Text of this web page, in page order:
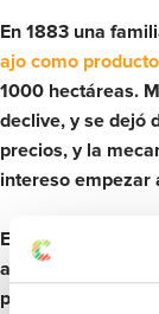
En 1883 una
ajo como
1000 hectáreas.
declive, y se dejó
precios, y la
intereso empezar
En 2016, empecé
a las cultivadas
productivas.